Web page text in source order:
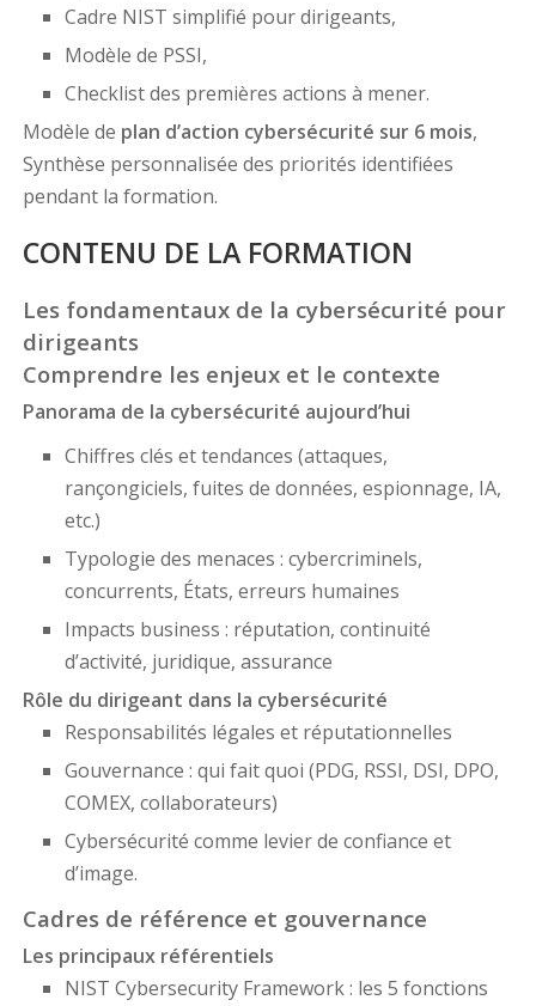
Cadre NIST simplifié pour dirigeants,
Modèle de PSSI,
Checklist des premières actions à mener.
Modèle de plan d’action cybersécurité sur 6 mois,
Synthèse personnalisée des priorités identifiées
pendant la formation.
CONTENU DE LA FORMATION
Les fondamentaux de la cybersécurité pour
dirigeants
Comprendre les enjeux et le contexte
Panorama de la cybersécurité aujourd’hui
Chiffres clés et tendances (attaques,
rançongiciels, fuites de données, espionnage, IA,
etc.)
Typologie des menaces : cybercriminels,
concurrents, États, erreurs humaines
Impacts business : réputation, continuité
d’activité, juridique, assurance
Rôle du dirigeant dans la cybersécurité
Responsabilités légales et réputationnelles
Gouvernance : qui fait quoi (PDG, RSSI, DSI, DPO,
COMEX, collaborateurs)
Cybersécurité comme levier de confiance et
d’image.
Cadres de référence et gouvernance
Les principaux référentiels
NIST Cybersecurity Framework : les 5 fonctions